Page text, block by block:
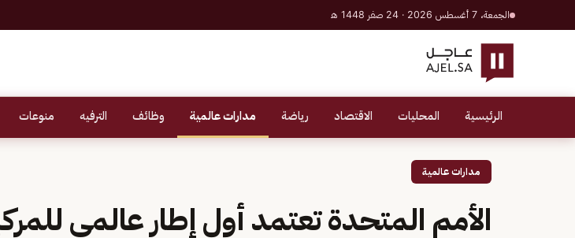
الجمعة، 7 أغسطس 2026 · 24 صفر 1448 هـ
الرئيسية المحليات الاقتصاد رياضة مدارات عالمية وظائف الترفيه منوعات
مدارات عالمية
الأمم المتحدة تعتمد أول إطار عالمي